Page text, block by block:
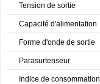
Tension de sortie
Capacité d'alimentation
Forme d'onde de sortie
Parasurtenseur
Indice de